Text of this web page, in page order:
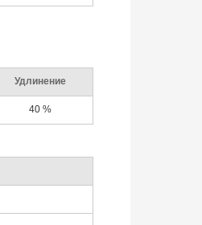
Удлинение
40 %